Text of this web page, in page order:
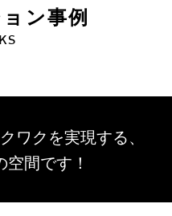
ン事例
ワクを実現する、
間です！